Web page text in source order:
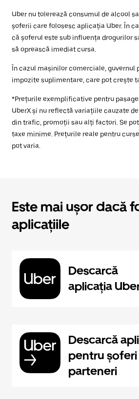
Uber nu tolerează consumul de alcool
șoferii care folosesc aplicația Uber. În
că șoferul este sub influența drogurilor
să oprească imediat cursa.
În cazul mașinilor comerciale, guvernul
impozite suplimentare, care pot crește
*Prețurile exemplificative pentru
UberX și nu reflectă variațiile cauzate
din trafic, promoții sau alți factori. Se
taxe minime. Prețurile reale pentru
pot varia.
Este mai ușor dacă
aplicațiile
Descarcă
aplicația
Descarcă
pentru șoferi
parteneri